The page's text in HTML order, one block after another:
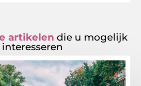
artikelen die u mogelijk
interesseren